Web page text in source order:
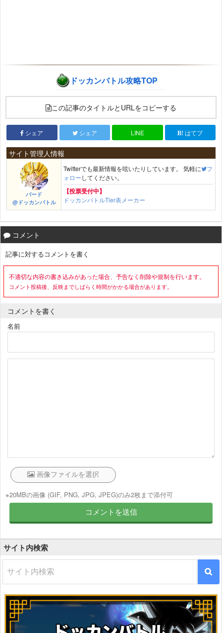
ドッカンバトル攻略TOP
この記事のタイトルとURLをコピーする
シェア シェア LINE はてブ
サイト管理人情報
バード
@ドッカンバトル
Twitterでも最新情報を呟いたりしています。 気軽に
フ
ォローしてください。
【投票受付中】
ドッカンバトルTier表メーカー
コメント
記事に対するコメントを書く
不適切な内容の書き込みがあった場合、予告なく削除や規制を行います。
コメント投稿後、反映までしばらく時間がかかる場合があります。
コメントを書く
※20MBの画像 (GIF, PNG, JPG, JPEG)のみ2枚まで添付可
名前
サイト内検索